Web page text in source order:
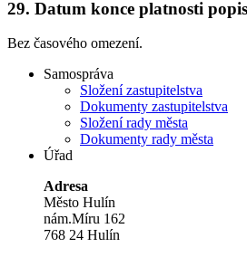
29. Datum konce platnosti
Bez časového omezení.
Samospráva
Složení zastupitelstva
Dokumenty zastupitelstva
Složení rady města
Dokumenty rady města
Úřad
Adresa
Město Hulín
nám.Míru 162
768 24 Hulín